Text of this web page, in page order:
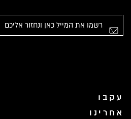
אימייל
עקבו
אחרינו